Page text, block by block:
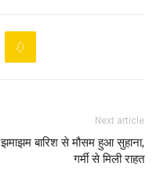
Next article
झमाझम बारिश से मौसम हुआ सुहाना,
गर्मी से मिली राहत